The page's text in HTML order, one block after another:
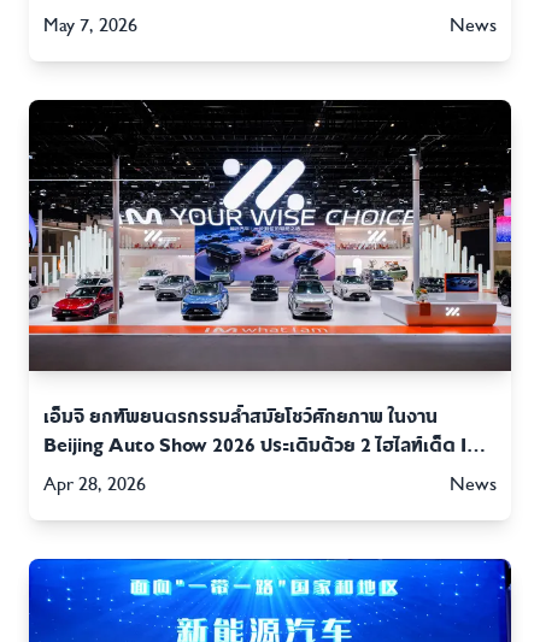
May 7, 2026
News
เอ็มจี ยกทัพยนตรกรรมล้ำสมัยโชว์ศักยภาพ ในงาน
Beijing Auto Show 2026 ประเดิมด้วย 2 ไฮไลท์เด็ด IM
LS8 และ MG4 URBAN
Apr 28, 2026 News